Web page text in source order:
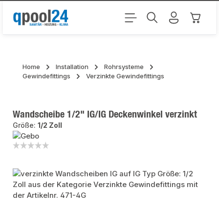
Zum Hauptinhalt springen
Home Installation
Rohrsysteme
Gewindefittings
Verzinkte Gewindefittings
Wandscheibe 1/2" IG/IG Deckenwinkel verzinkt
Größe:1/2 Zoll
Bildergalerie überspringen